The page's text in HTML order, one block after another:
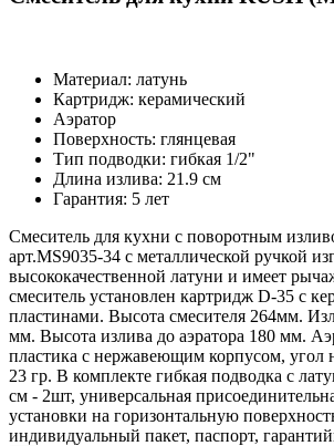
Материал: латунь
Картридж: керамический
Аэратор
Поверхность: глянцевая
Тип подводки: гибкая 1/2"
Длина излива: 21.9 см
Гарантия: 5 лет
Смеситель для кухни с поворотным
арт.MS9035-34 с металлической ручкой
высококачественной латуни и имеет
смеситель установлен картридж D-35 с
пластинами. Высота смесителя 264мм.
мм. Высота излива до аэратора 180 мм.
пластика с нержавеющим корпусом, угол
23 гр. В комплекте гибкая подводка с
см - 2шт, универсальная
установки на горизонтальную
индивидуальный пакет, паспорт,